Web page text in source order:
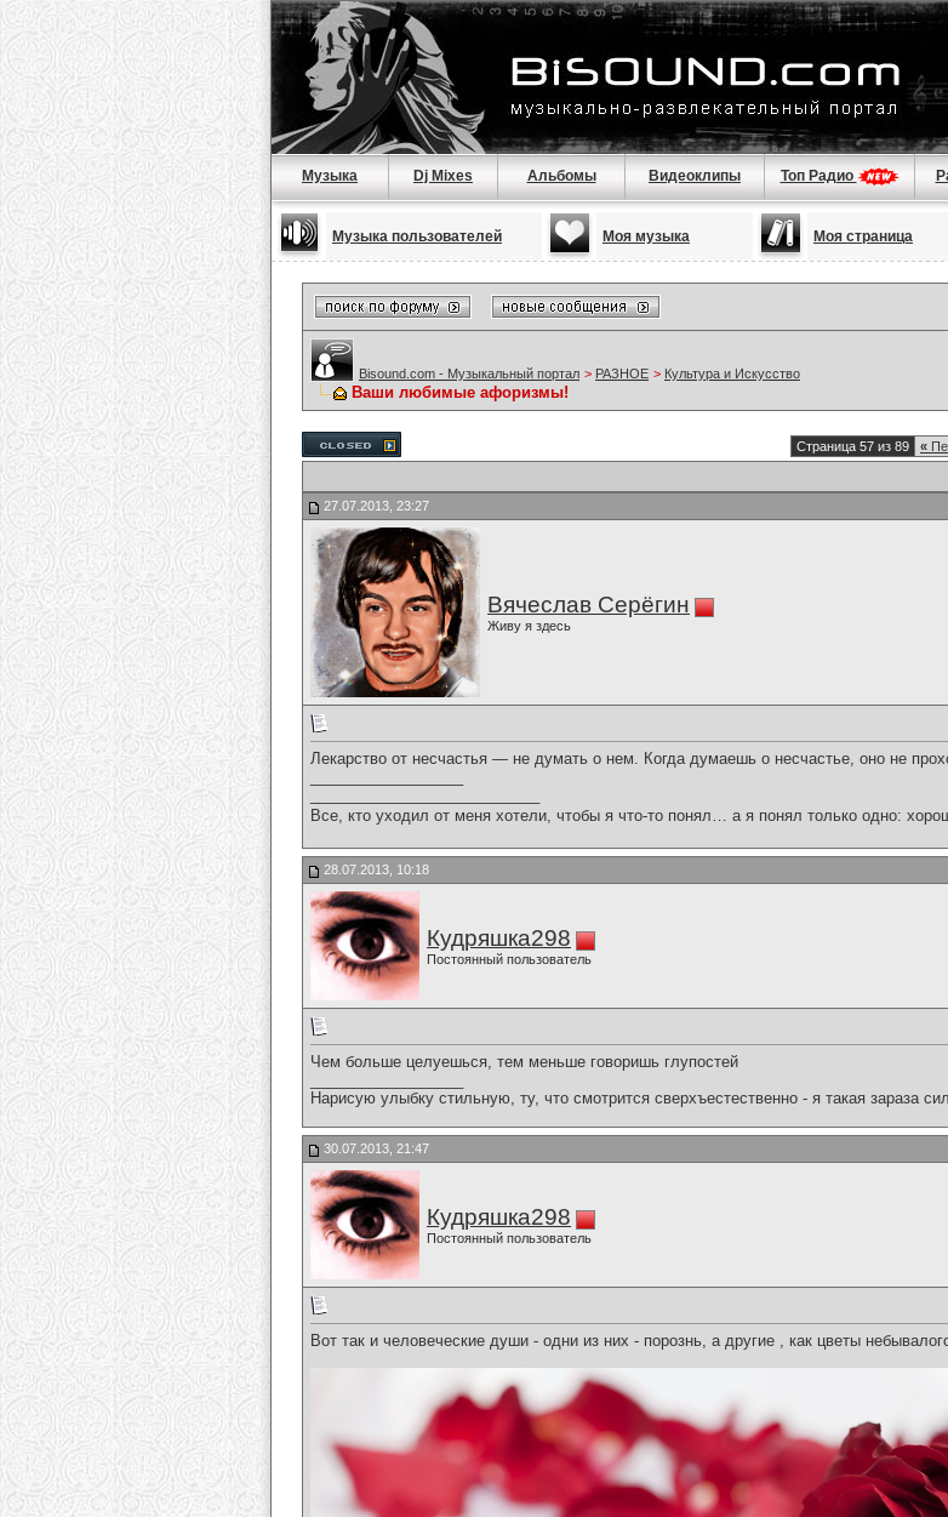
Музыка Dj Mixes Альбомы Видеоклипы Топ Радио
Музыка пользователей Моя музыка Моя страница
Bisound.com - Музыкальный портал > РАЗНОЕ > Культура и Искусство
Ваши любимые афоризмы!
Страница 57 из 89 «
27.07.2013, 23:27
Вячеслав Серёгин
Живу я здесь
Лекарство от несчастья — не думать о нем. Когда думаешь о несчастье, оно не
Все, кто уходил от меня хотели, чтобы я что-то понял… а я понял только одно:
28.07.2013, 10:18
Кудряшка298
Постоянный пользователь
Чем больше целуешься, тем меньше говоришь глупостей
Нарисую улыбку стильную, ту, что смотрится сверхъестественно - я такая зараза
30.07.2013, 21:47
Кудряшка298
Постоянный пользователь
Вот так и человеческие души - одни из них - порознь, а другие , как цветы